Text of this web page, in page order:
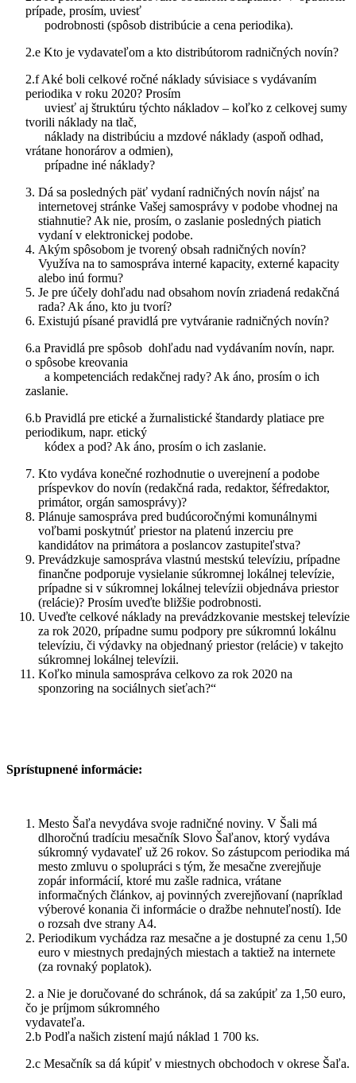
prípade, prosím, uviesť
podrobnosti (spôsob distribúcie a cena periodika).
2.e Kto je vydavateľom a kto distribútorom radničných novín?
2.f Aké boli celkové ročné náklady súvisiace s vydávaním
periodika v roku 2020? Prosím
uviesť aj štruktúru týchto nákladov – koľko z celkovej sumy
tvorili náklady na tlač,
náklady na distribúciu a mzdové náklady (aspoň odhad,
vrátane honorárov a odmien),
prípadne iné náklady?
Dá sa posledných päť vydaní radničných novín nájsť na
internetovej stránke Vašej samosprávy v podobe vhodnej na
stiahnutie? Ak nie, prosím, o zaslanie posledných piatich
vydaní v elektronickej podobe.
Akým spôsobom je tvorený obsah radničných novín?
Využíva na to samospráva interné kapacity, externé kapacity
alebo inú formu?
Je pre účely dohľadu nad obsahom novín zriadená redakčná
rada? Ak áno, kto ju tvorí?
Existujú písané pravidlá pre vytváranie radničných novín?
6.a Pravidlá pre spôsob dohľadu nad vydávaním novín, napr.
o spôsobe kreovania
a kompetenciách redakčnej rady? Ak áno, prosím o ich
zaslanie.
6.b Pravidlá pre etické a žurnalistické štandardy platiace pre
periodikum, napr. etický
kódex a pod? Ak áno, prosím o ich zaslanie.
Kto vydáva konečné rozhodnutie o uverejnení a podobe
príspevkov do novín (redakčná rada, redaktor, šéfredaktor,
primátor, orgán samosprávy)?
Plánuje samospráva pred budúcoročnými komunálnymi
voľbami poskytnúť priestor na platenú inzerciu pre
kandidátov na primátora a poslancov zastupiteľstva?
Prevádzkuje samospráva vlastnú mestskú televíziu, prípadne
finančne podporuje vysielanie súkromnej lokálnej televízie,
prípadne si v súkromnej lokálnej televízii objednáva priestor
(relácie)? Prosím uveďte bližšie podrobnosti.
Uveďte celkové náklady na prevádzkovanie mestskej televízie
za rok 2020, prípadne sumu podpory pre súkromnú lokálnu
televíziu, či výdavky na objednaný priestor (relácie) v takejto
súkromnej lokálnej televízii.
Koľko minula samospráva celkovo za rok 2020 na
sponzoring na sociálnych sieťach?“
Sprístupnené informácie:
Mesto Šaľa nevydáva svoje radničné noviny. V Šali má
dlhoročnú tradíciu mesačník Slovo Šaľanov, ktorý vydáva
súkromný vydavateľ už 26 rokov. So zástupcom periodika má
mesto zmluvu o spolupráci s tým, že mesačne zverejňuje
zopár informácií, ktoré mu zašle radnica, vrátane
informačných článkov, aj povinných zverejňovaní (napríklad
výberové konania či informácie o dražbe nehnuteľností). Ide
o rozsah dve strany A4.
Periodikum vychádza raz mesačne a je dostupné za cenu 1,50
euro v miestnych predajných miestach a taktiež na internete
(za rovnaký poplatok).
2. a Nie je doručované do schránok, dá sa zakúpiť za 1,50 euro,
čo je príjmom súkromného
vydavateľa.
2.b Podľa našich zistení majú náklad 1 700 ks.
2.c Mesačník sa dá kúpiť v miestnych obchodoch v okrese Šaľa.